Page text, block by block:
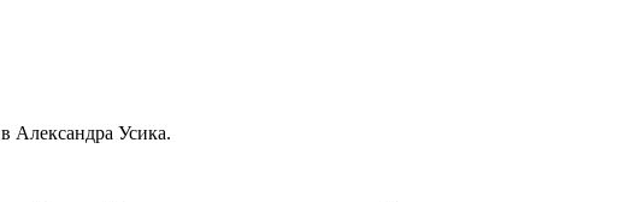
Александра Усика.